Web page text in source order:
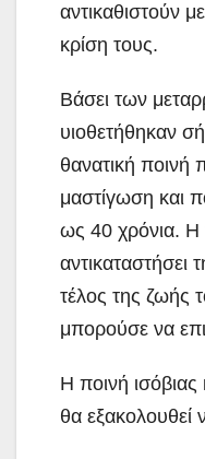
αντικαθιστούν
κρίση τους.
Βάσει των
υιοθετήθηκαν
θανατική ποινή
μαστίγωση και
ως 40 χρόνια. Η
αντικαταστήσει
τέλος της ζωής
μπορούσε να
Η ποινή ισόβιας
θα εξακολουθεί